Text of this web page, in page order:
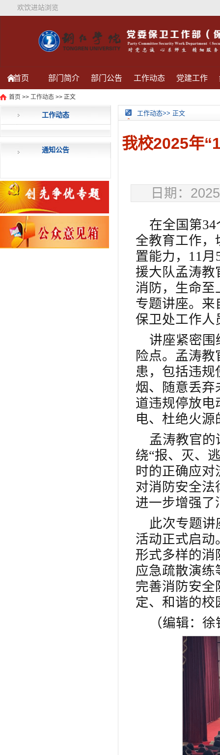
欢饮进站浏览
首页 部门简介 部门公告 工作动态 党建工作
信件查询 通知公告
首页 >> 工作动态 >> 正文
工作动态
通知公告
工作动态>> 正文
我校2025年
日期：
在全国第
全教育工作，
置能力，11
援大队孟涛教
消防，生命
专题讲座。来
保卫处工作人
讲座紧密
险点。孟涛
患，包括违
烟、随意丢弃
道违规停放电
电、杜绝火源
孟涛教官
绕“报、灭、
时的正确应
对消防安全法
进一步增强了
此次专题讲
活动正式启动
形式多样的消
应急疏散演
完善消防安全
定、和谐的校
（编辑：